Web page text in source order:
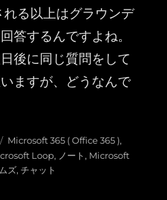
る以上はグラウンデ
答するんですよね。
後に同じ質問をして
ますが、どうなんで
カ
テ
ゴ
Microsoft 365 ( Office 365 ),
Loop, ノート , Microsoft
ズ,チャット